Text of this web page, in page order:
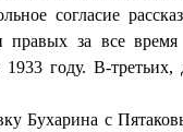
согласие
правых за все
году. В-третьих,
Бухарина с